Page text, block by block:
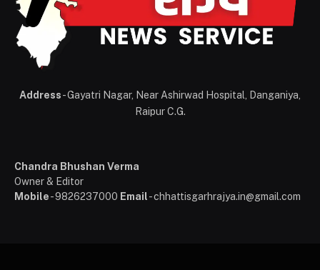
Address- Gayatri Nagar, Near Ashirwad Hospital, Danganiya,
Raipur C.G.
Chandra Bhushan Verma
Owner & Editor
Mobile- 9826237000 Email- chhattisgarhrajya.in@gmail.com